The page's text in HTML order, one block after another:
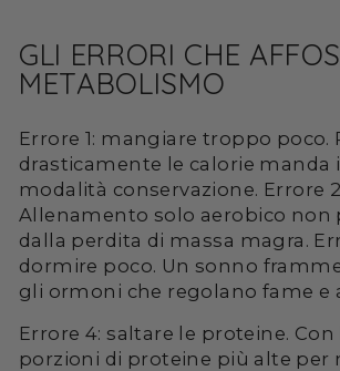
GLI ERRORI CHE
METABOLISMO
Errore 1: mangiare troppo poco.
drasticamente le calorie manda
modalità conservazione. Errore
Allenamento solo aerobico non
dalla perdita di massa magra.
dormire poco. Un sonno
gli ormoni che regolano fame e
Errore 4: saltare le proteine.
porzioni di proteine più alte per